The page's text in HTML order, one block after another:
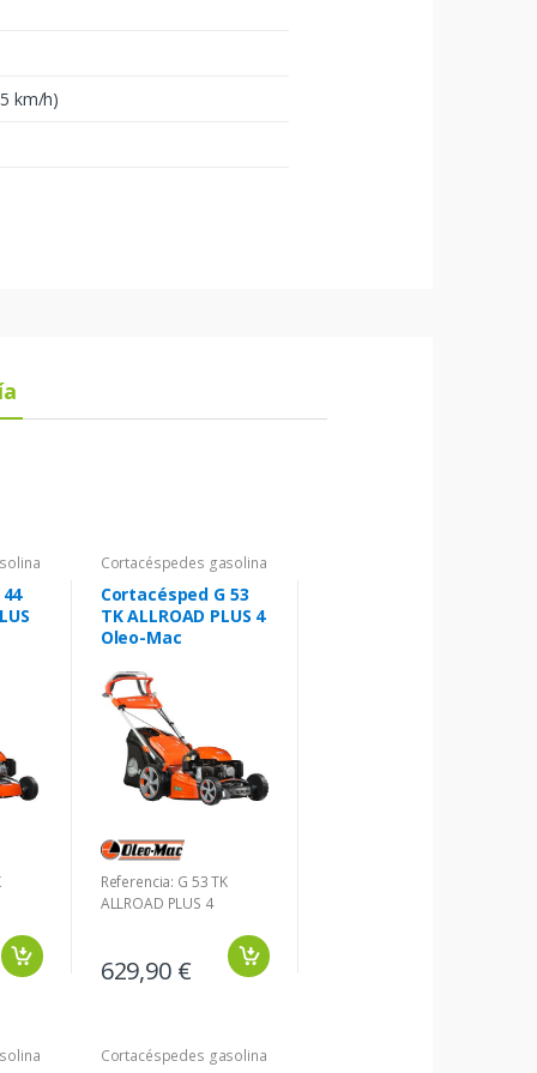
km/h)
Cortacéspedes gasolina
Cortacésped G 53
TK ALLROAD PLUS 4
Oleo-Mac
Referencia: G 53 TK
ALLROAD PLUS 4
629,90 €
Cortacéspedes gasolina